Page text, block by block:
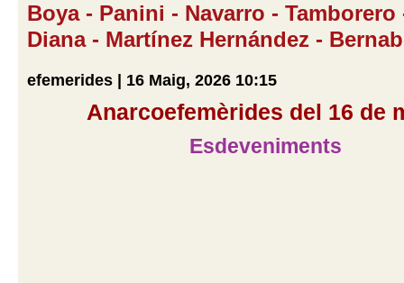
Boya - Panini - Navarro -
Diana - Martínez Hernández -
efemerides | 16 Maig, 2026 10:15
Anarcoefemèrides del 16 de
Esdeveniments